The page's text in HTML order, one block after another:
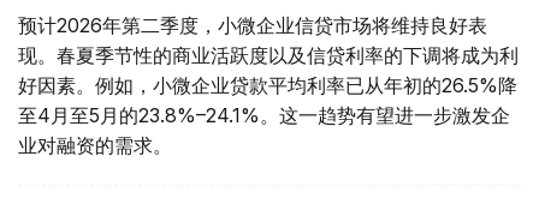
预计2026年第二季度，小微企业信贷市场将维持良好表
现。春夏季节性的商业活跃度以及信贷利率的下调将成为利
好因素。例如，小微企业贷款平均利率已从年初的26.5%降
至4月至5月的23.8%–24.1%。这一趋势有望进一步激发企
业对融资的需求。